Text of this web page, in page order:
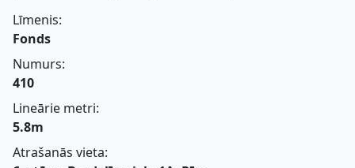
Līmenis:
Fonds
Numurs:
410
Lineārie metri:
5.8m
Atrašanās vieta: